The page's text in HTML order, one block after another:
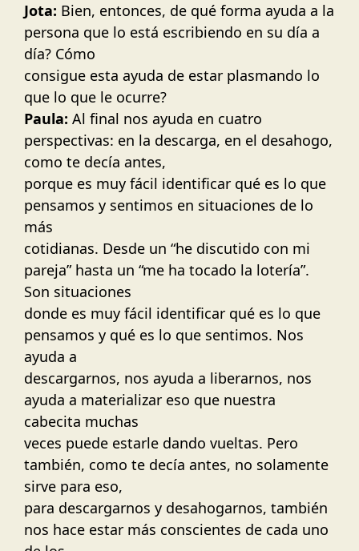
Jota: Bien, entonces, de qué forma ayuda a la
persona que lo está escribiendo en su día a
día? Cómo
consigue esta ayuda de estar plasmando lo
que lo que le ocurre?
Paula: Al final nos ayuda en cuatro
perspectivas: en la descarga, en el desahogo,
como te decía antes,
porque es muy fácil identificar qué es lo que
pensamos y sentimos en situaciones de lo
más
cotidianas. Desde un “he discutido con mi
pareja” hasta un “me ha tocado la lotería”.
Son situaciones
donde es muy fácil identificar qué es lo que
pensamos y qué es lo que sentimos. Nos
ayuda a
descargarnos, nos ayuda a liberarnos, nos
ayuda a materializar eso que nuestra
cabecita muchas
veces puede estarle dando vueltas. Pero
también, como te decía antes, no solamente
sirve para eso,
para descargarnos y desahogarnos, también
nos hace estar más conscientes de cada uno